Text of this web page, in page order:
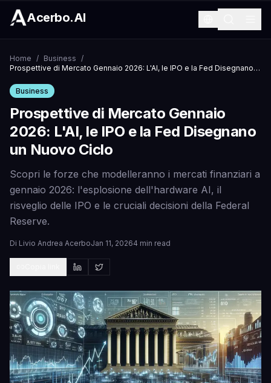
Acerbo.AI
Home / Business /
Prospettive di Mercato Gennaio 2026: L'AI, le IPO e la Fed Disegnano un Nuovo Ciclo
Business
Prospettive di Mercato Gennaio
2026: L'AI, le IPO e la Fed Disegnano
un Nuovo Ciclo
Scopri le forze che modelleranno i mercati finanziari a
gennaio 2026: l'esplosione dell'hardware AI, il
risveglio delle IPO e le cruciali decisioni della Federal
Reserve.
Di Livio Andrea AcerboJan 11, 20264 min read